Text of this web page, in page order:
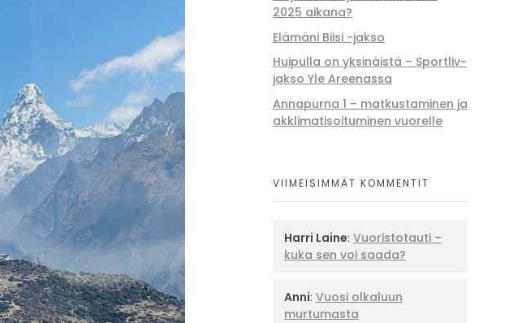
2025 aikana?
Elämäni Biisi -jakso
Huipulla on yksinäistä – Sportliv-
jakso Yle Areenassa
Annapurna 1 – matkustaminen ja
akklimatisoituminen vuorelle
VIIMEISIMMÄT KOMMENTIT
Harri Laine: Vuoristotauti –
kuka sen voi saada?
Anni: Vuosi olkaluun
murtumasta